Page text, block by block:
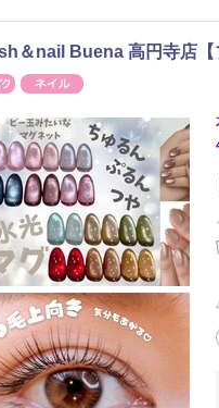
＆nail Buena 高円寺店【
まつげ・メイク